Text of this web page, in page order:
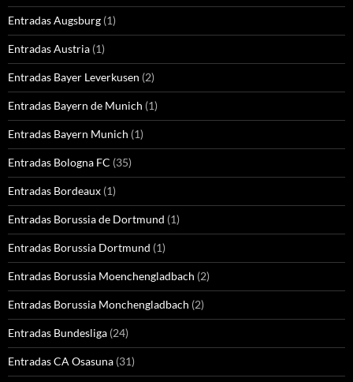
Entradas Augsburg (1)
Entradas Austria (1)
Entradas Bayer Leverkusen (2)
Entradas Bayern de Munich (1)
Entradas Bayern Munich (1)
Entradas Bologna FC (35)
Entradas Bordeaux (1)
Entradas Borussia de Dortmund (1)
Entradas Borussia Dortmund (1)
Entradas Borussia Moenchengladbach (2)
Entradas Borussia Monchengladbach (2)
Entradas Bundesliga (24)
Entradas CA Osasuna (31)